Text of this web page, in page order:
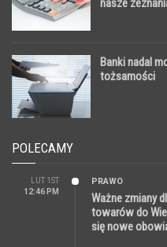
nasze
Banki nadal
tożsamości
POLECAMY
LUT 1ST
12:46 PM
PRAWO
Ważne zmiany
towarów do
się nowe